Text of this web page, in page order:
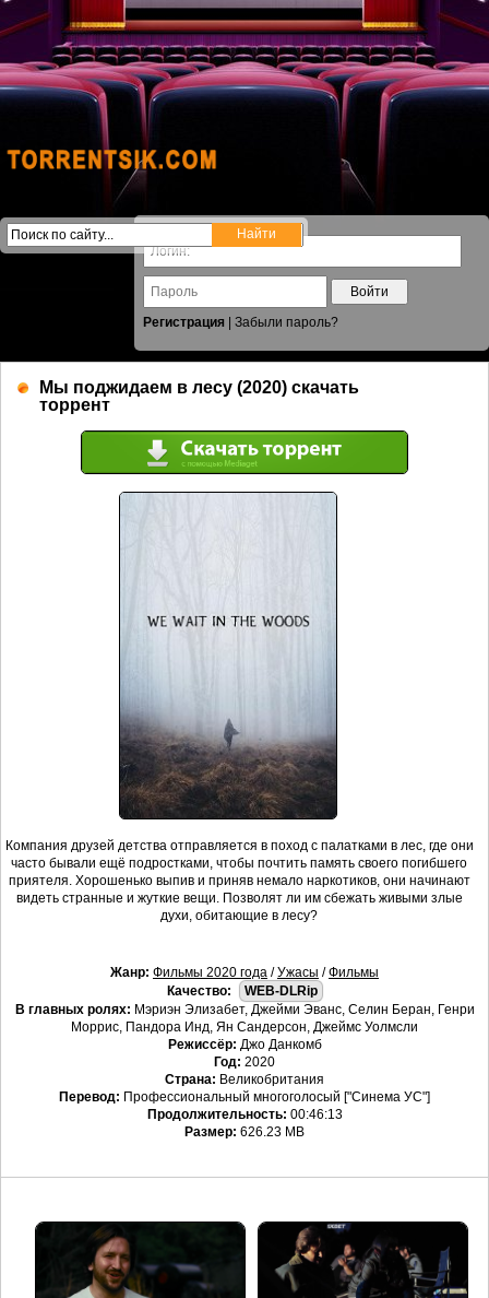
Войти
Регистрация
Забыли пароль?
Мы поджидаем в лесу (2020) скачать
торрент
Компания друзей детства отправляется в поход с палатками в лес, где они
часто бывали ещё подростками, чтобы почтить память своего погибшего
приятеля. Хорошенько выпив и приняв немало наркотиков, они начинают
видеть странные и жуткие вещи. Позволят ли им сбежать живыми злые
духи, обитающие в лесу?
Жанр: Фильмы 2020 года /Ужасы /Фильмы
Качество:
WEB-DLRip
В главных ролях: Мэриэн Элизабет, Джейми Эванс, Селин Беран, Генри
Моррис, Пандора Инд, Ян Сандерсон, Джеймс Уолмсли
Режиссёр: Джо Данкомб
Год: 2020
Страна: Великобритания
Перевод: Профессиональный многоголосый ["Синема УС"]
Продолжительность: 00:46:13
Размер: 626.23 MB